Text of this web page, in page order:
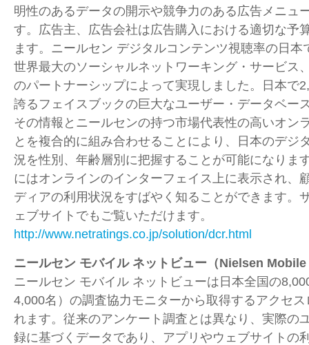
明性のあるデータの開示や競争力のある広告メニュ
す。広告主、広告会社は広告購入における適切な予
ます。ニールセン デジタルコンテンツ視聴率の日本
世界最大のソーシャルネットワーキング・サービス
のパートナーシップによって実現しました。日本で
誇るフェイスブックの巨大なユーザー・データベー
その情報とニールセンの持つ市場代表性の高いオン
とを複合的に組み合わせることにより、日本のデジ
況を性別、年齢層別に把握することが可能になりま
にはオンラインのインターフェイス上に表示され、
ディアの利用状況をすばやく知ることができます。
ェブサイトでもご覧いただけます。
http://www.netratings.co.jp/solution/dcr.html
ニールセン モバイル ネットビュー（Nielsen
ニールセン モバイル ネットビューは日本全国の
4,000名）の調査協力モニターから取得するアクセ
れます。従来のアンケート調査とは異なり、実際の
録に基づくデータであり、アプリやウェブサイトの